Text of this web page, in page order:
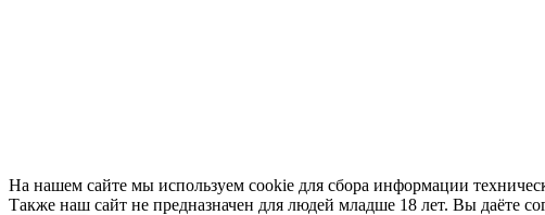
На нашем сайте мы используем cookie для сбора информации
Также наш сайт не предназначен для людей младше 18 лет. Вы даёте